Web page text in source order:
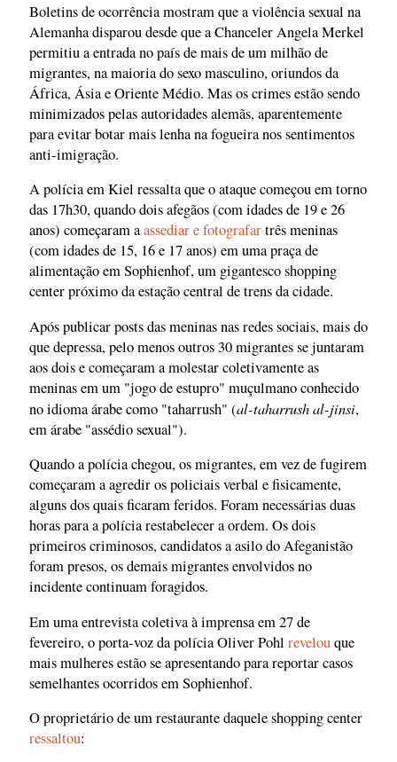
Boletins de ocorrência mostram que a violência sexual na
Alemanha disparou desde que a Chanceler Angela Merkel
permitiu a entrada no país de mais de um milhão de
migrantes, na maioria do sexo masculino, oriundos da
África, Ásia e Oriente Médio. Mas os crimes estão sendo
minimizados pelas autoridades alemãs, aparentemente
para evitar botar mais lenha na fogueira nos sentimentos
anti-imigração.
A polícia em Kiel ressalta que o ataque começou em torno
das 17h30, quando dois afegãos (com idades de 19 e 26
anos) começaram aassediar e fotografartrês meninas
(com idades de 15, 16 e 17 anos) em uma praça de
alimentação em Sophienhof, um gigantesco shopping
center próximo da estação central de trens da cidade.
Após publicar posts das meninas nas redes sociais, mais do
que depressa, pelo menos outros 30 migrantes se juntaram
aos dois e começaram a molestar coletivamente as
meninas em um "jogo de estupro" muçulmano conhecido
no idioma árabe como "taharrush" (al-taharrush al-jinsi,
em árabe "assédio sexual").
Quando a polícia chegou, os migrantes, em vez de fugirem
começaram a agredir os policiais verbal e fisicamente,
alguns dos quais ficaram feridos. Foram necessárias duas
horas para a polícia restabelecer a ordem. Os dois
primeiros criminosos, candidatos a asilo do Afeganistão
foram presos, os demais migrantes envolvidos no
incidente continuam foragidos.
Em uma entrevista coletiva à imprensa em 27 de
fevereiro, o porta-voz da polícia Oliver Pohl revelouque
mais mulheres estão se apresentando para reportar casos
semelhantes ocorridos em Sophienhof.
O proprietário de um restaurante daquele shopping center
ressaltou: